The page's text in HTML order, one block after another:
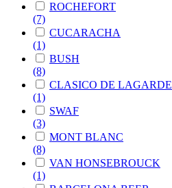
ROCHEFORT
(7)
CUCARACHA
(1)
BUSH
(8)
CLASICO DE LAGARDE
(1)
SWAF
(3)
MONT BLANC
(8)
VAN HONSEBROUCK
(1)